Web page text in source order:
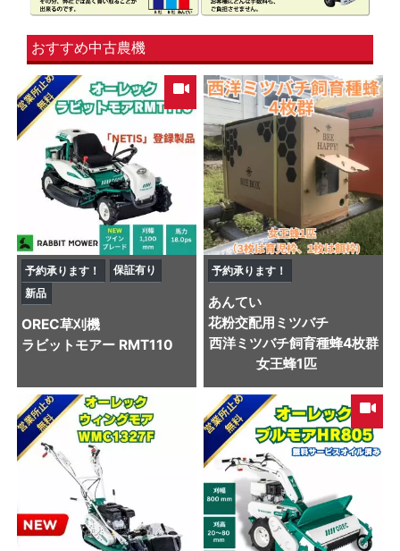
おすすめ中古農機
予約承ります！
保証有り
新品
OREC草刈機
ラビットモアー RMT110
予約承ります！
あんてい
花粉交配用ミツバチ
西洋ミツバチ飼育種蜂4枚群
女王蜂1匹